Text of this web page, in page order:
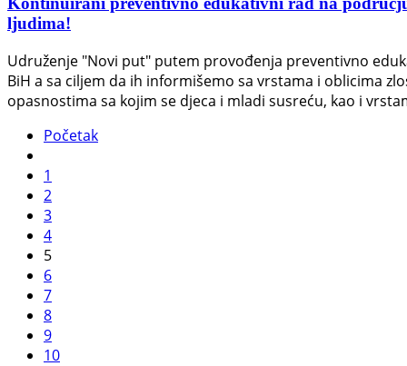
ljudima!
Udruženje "Novi put" putem provođenja preventivno
BiH a sa ciljem da ih informišemo sa vrstama i oblicima
opasnostima sa kojim se djeca i mladi susreću, kao i
Početak
1
2
3
4
5
6
7
8
9
10